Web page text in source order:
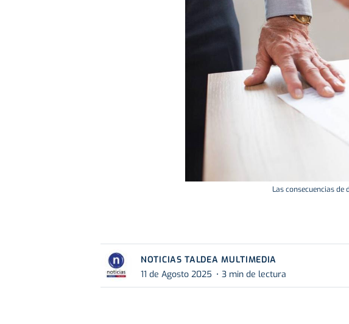
Las consecuencias
NOTICIAS TALDEA MULTIMEDIA
11 de Agosto 2025
3 min de lectura